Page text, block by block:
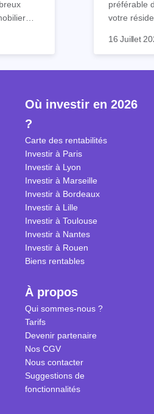
ce
article.
préférable
votre
pour
la règle
secondes
fenêtres"
sécuriser
16 Juillet
Où investir en 2026
?
Carte des rentabilités
Investir à Paris
Investir à Lyon
Investir à Marseille
Investir à Bordeaux
Investir à Lille
Investir à Toulouse
Investir à Nantes
Investir à Rouen
Biens rentables
À propos
Qui sommes-nous ?
Tarifs
Devenir partenaire
Nos CGV
Nous contacter
Suggestions de
fonctionnalités